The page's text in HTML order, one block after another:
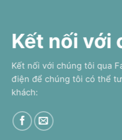
Kết nối với
Kết nối với chúng tôi qua
điện để chúng tôi có thể
khách: